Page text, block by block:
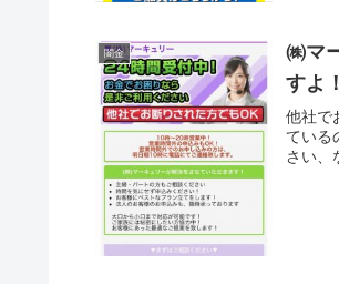
闇金
㈱マ
すよ！
他社で
ている
さい、